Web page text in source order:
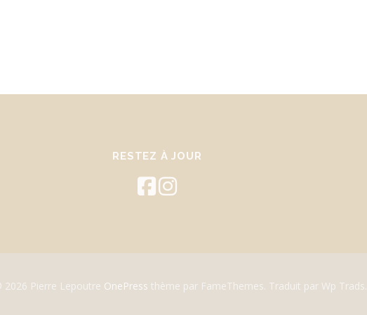
RESTEZ À JOUR
2026 Pierre Lepoutre OnePress thème par FameThemes. Traduit par Wp Trads.